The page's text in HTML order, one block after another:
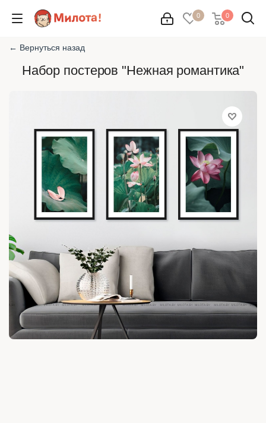
0 0
← Вернуться назад
Набор постеров "Нежная романтика"